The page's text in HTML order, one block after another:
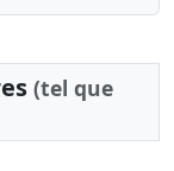
(tel que